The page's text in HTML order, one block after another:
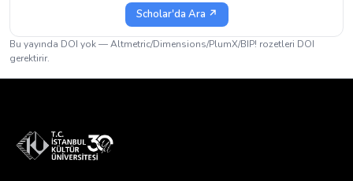
Scholar'da Ara ↗
Bu yayında DOI yok — Altmetric/Dimensions/PlumX/BIP! rozetleri DOI
gerektirir.